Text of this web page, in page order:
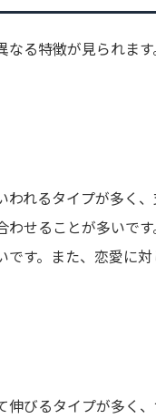
る特徴が見られま
れるタイプが多く
せることが多いで
です。また、恋愛に
伸びるタイプが多く